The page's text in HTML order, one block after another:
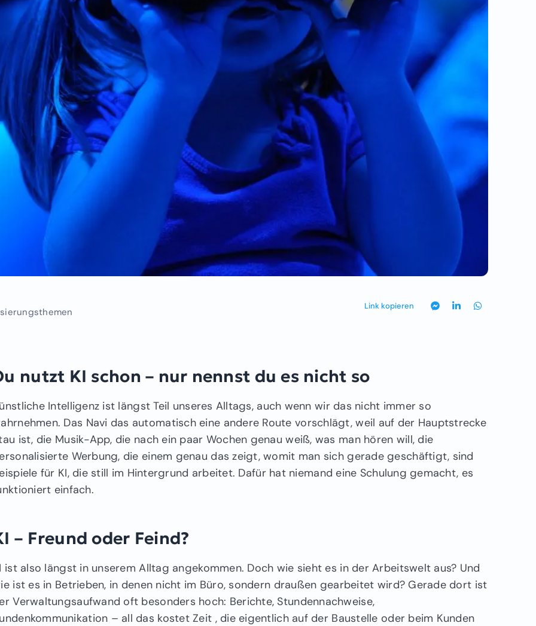
Link kopieren
nutzt KI schon – nur nennst du es nicht so
Intelligenz ist längst Teil unseres Alltags, auch wenn wir das nicht immer so
Das Navi das automatisch eine andere Route vorschlägt, weil auf der Hauptstrecke
ist, die Musik-App, die nach ein paar Wochen genau weiß, was man hören will, die
Werbung, die einem genau das zeigt, womit man sich gerade geschäftigt, sind
für KI, die still im Hintergrund arbeitet. Dafür hat niemand eine Schulung gemacht, es
einfach.
– Freund oder Feind?
ist also längst in unserem Alltag angekommen. Doch wie sieht es in der Arbeitswelt aus? Und
ist es in Betrieben, in denen nicht im Büro, sondern draußen gearbeitet wird? Gerade dort ist
Verwaltungsaufwand oft besonders hoch: Berichte, Stundennachweise,
– all das kostet Zeit , die eigentlich auf der Baustelle oder beim Kunden